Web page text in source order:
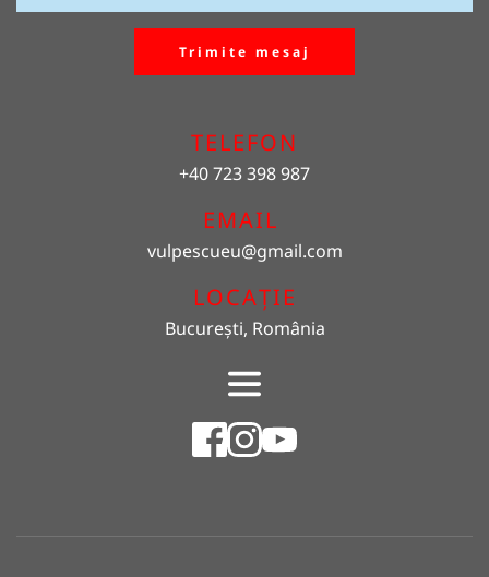
Trimite mesaj
TELEFON
+40 723 398 987
EMAIL
vulpescueu@gmail.com
LOCAȚIE
București, România